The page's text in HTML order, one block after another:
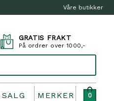
Våre butikker
GRATIS FRAKT
På ordrer over 1000,-
SALG MERKER 0